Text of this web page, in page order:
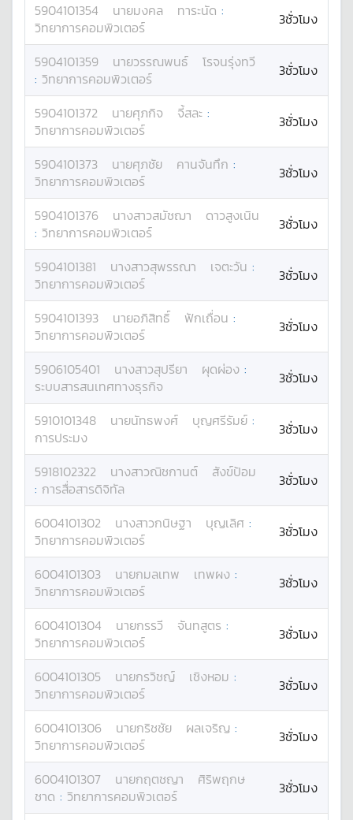
5904101354 นายมงคล ทาระนัด :
วิทยาการคอมพิวเตอร์
3ชั่วโมง
5904101359 นายวรรณพนธ์
โรจนรุ่งทวี
: วิทยาการคอมพิวเตอร์ 3ชั่วโมง
5904101372 นายศุภกิจ จี้สละ :
วิทยาการคอมพิวเตอร์
3ชั่วโมง
5904101373 นายศุภชัย คานจันทึก :
วิทยาการคอมพิวเตอร์
3ชั่วโมง
5904101376 นางสาวสมัชฌา
ดาวสูงเนิน
: วิทยาการคอมพิวเตอร์ 3ชั่วโมง
5904101381 นางสาวสุพรรณา เจตะวัน :
วิทยาการคอมพิวเตอร์
3ชั่วโมง
5904101393 นายอภิสิทธิ์ ฟักเถื่อน :
วิทยาการคอมพิวเตอร์
3ชั่วโมง
5906105401 นางสาวสุปรียา ผุดผ่อง :
ระบบสารสนเทศทางธุรกิจ
3ชั่วโมง
5910101348 นายนัทธพงศ์ บุญศรีรัมย์ :
การประมง
3ชั่วโมง
5918102322 นางสาวณิชกานต์
สังข์ป้อม
: การสื่อสารดิจิทัล 3ชั่วโมง
6004101302 นางสาวกนิษฐา บุญเลิศ :
วิทยาการคอมพิวเตอร์
3ชั่วโมง
6004101303 นายกมลเทพ เทพผง :
วิทยาการคอมพิวเตอร์
3ชั่วโมง
6004101304 นายกรรวี จันทสูตร :
วิทยาการคอมพิวเตอร์
3ชั่วโมง
6004101305 นายกรวิชญ์ เชิงหอม :
วิทยาการคอมพิวเตอร์
3ชั่วโมง
6004101306 นายกริชชัย ผลเจริญ :
วิทยาการคอมพิวเตอร์
3ชั่วโมง
6004101307 นายกฤตชญา
ศิริพฤกษ
ชาด : วิทยาการคอมพิวเตอร์ 3ชั่วโมง